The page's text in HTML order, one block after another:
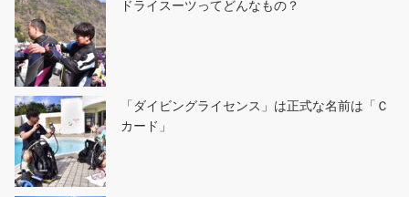
ョ
ン
ドライスーツってどんなもの？
「ダイビングライセンス」は正式な名前は「Ｃ
カード」